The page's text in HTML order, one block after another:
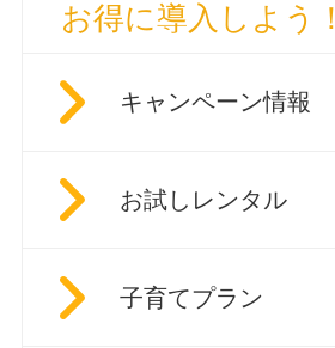
お得に導入しよう！
キャンペーン情報
お試しレンタル
子育てプラン